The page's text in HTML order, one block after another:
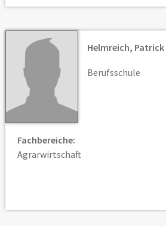
Helmreich, Patrick
Berufsschule
Fachbereiche:
Agrarwirtschaft